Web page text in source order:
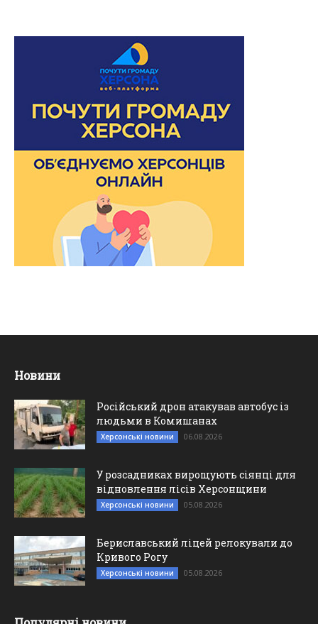
Новини
Російський дрон атакував автобус із
людьми в Комишанах
Херсонські новини 06.08.2026
У розсадниках вирощують сіянці для
відновлення лісів Херсонщини
Херсонські новини 05.08.2026
Бериславський ліцей релокували до
Кривого Рогу
Херсонські новини 05.08.2026